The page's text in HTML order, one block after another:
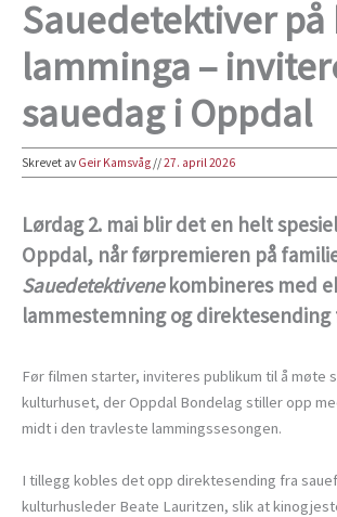
Sauedetektiver på
lamminga –
sauedag i Oppdal
Skrevet avGeir Kamsvåg //27. april 2026
Lørdag 2. mai blir det en helt
Oppdal, når førpremieren på
Sauedetektivenekombineres med
lammestemning og direktesending
Før filmen starter, inviteres publikum til å møte
kulturhuset, der Oppdal Bondelag stiller opp
midt i den travleste lammingssesongen.
I tillegg kobles det opp direktesending fra
kulturhusleder Beate Lauritzen, slik at